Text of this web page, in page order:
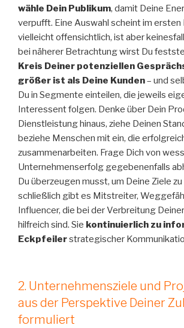
wähle Dein Publikum, damit Deine
verpufft. Eine Auswahl scheint im
vielleicht offensichtlich, ist aber
bei näherer Betrachtung wirst Du
Kreis Deiner potenziellen
größer ist als Deine Kunden– und
Du in Segmente einteilen, die jeweils
Interessent folgen. Denke über Dein
Dienstleistung hinaus, ziehe Deinen
beziehe Menschen mit ein, die
zusammenarbeiten. Frage Dich von
Unternehmenserfolg gegebenenfalls
Du überzeugen musst, um Deine Ziele
schließlich gibt es Mitstreiter,
Influencer, die bei der Verbreitung
hilfreich sind. Sie kontinuierlich zu
Eckpfeilerstrategischer
2. Unternehmensziele und
aus der Perspektive Deiner
formuliert